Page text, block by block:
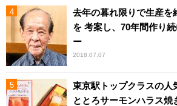
去年の暮れ限りで生産を
を 考案し、70年間作り
ー
2018.07.07
東京駅トップクラスの人
ととろサーモンハラス